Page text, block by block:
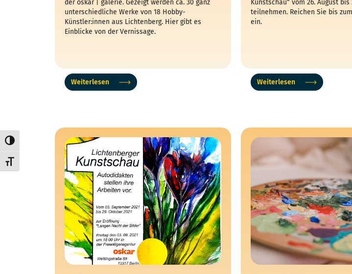
Umschalten auf hohe Kontraste
Schrift vergrößern
der oskar | galerie. Gezeigt werden ca. 30 ganz
unterschiedliche Werke von 18 Hobby-
Künstler:innen aus Lichtenberg. Hier gibt es
Einblicke von der Vernissage.
Weiterlesen
Kunstschau“ vom 26. August bis
teilnehmen. Reichen Sie bis
ein.
Weiterlesen